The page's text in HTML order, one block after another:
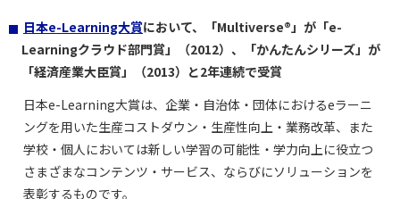
日本e-Learning大賞において、「Multiverse®」が「e-
Learningクラウド部門賞」（2012）、「かんたんシリーズ」が
「経済産業大臣賞」（2013）と2年連続で受賞
日本e-Learning大賞は、企業・自治体・団体におけるeラーニ
ングを用いた生産コストダウン・生産性向上・業務改革、また
学校・個人においては新しい学習の可能性・学力向上に役立つ
さまざまなコンテンツ・サービス、ならびにソリューションを
表彰するものです。